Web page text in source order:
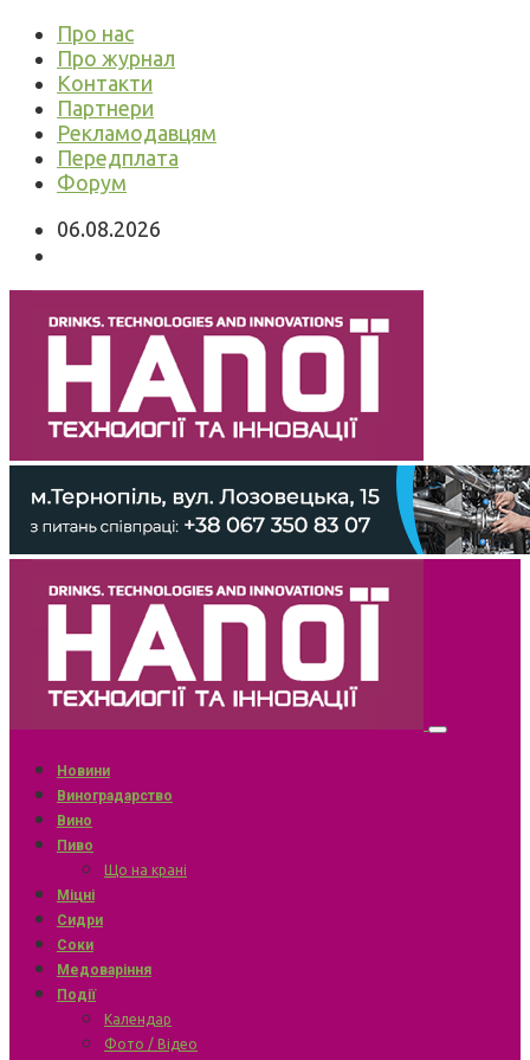
Про нас
Про журнал
Контакти
Партнери
Рекламодавцям
Передплата
Форум
06.08.2026
Новини
Виноградарство
Вино
Пиво
Що на крані
Міцні
Сидри
Соки
Медоваріння
Події
Календар
Фото / Відео